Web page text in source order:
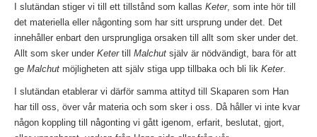
I slutändan stiger vi till ett tillstånd som kallas Keter, som inte hör till
det materiella eller någonting som har sitt ursprung under det. Det
innehåller enbart den ursprungliga orsaken till allt som sker under det.
Allt som sker under Ketertill Malchut själv är nödvändigt, bara för att
ge Malchut möjligheten att själv stiga upp tillbaka och bli lik Keter.
I slutändan etablerar vi därför samma attityd till Skaparen som Han
har till oss, över vår materia och som sker i oss. Då håller vi inte kvar
någon koppling till någonting vi gått igenom, erfarit, beslutat, gjort,